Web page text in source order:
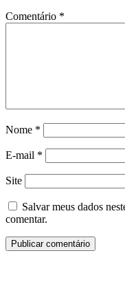
Comentário *
Nome *
E-mail *
Site
Salvar meus dados
comentar.